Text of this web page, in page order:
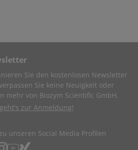
Sie den kostenlosen Newsletter
Sie keine Neuigkeit oder
mehr von Biozym Scientific GmbH.
zur Anmeldung!
unseren Social Media Profilen